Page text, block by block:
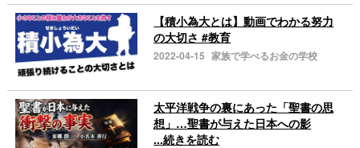
【積小為大とは】動画でわかる努力
の大切さ #教育
2022-04-15 家族で学べるお金の学校
太平洋戦争の裏にあった「聖書の思
想」…聖書が与えた日本への影
...続きを読む